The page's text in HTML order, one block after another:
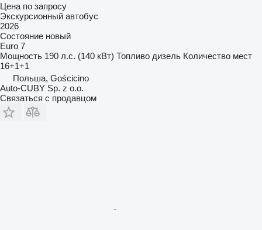
Цена по запросу
Экскурсионный автобус
2026
Состояние новый
Euro 7
Мощность 190 л.с. (140 кВт) Топливо дизель Количество мест
16+1+1
Польша, Gościcino
Auto-CUBY Sp. z o.o.
Связаться с продавцом